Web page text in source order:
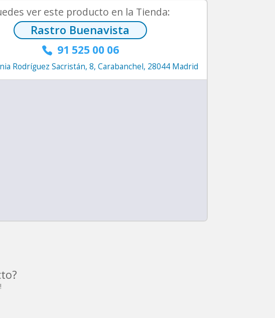
ver este producto en la Tienda:
Rastro Buenavista
 91 525 00 06
Rodríguez Sacristán, 8, Carabanchel, 28044 Madrid